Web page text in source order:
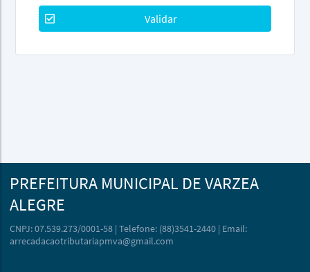
Validar
PREFEITURA MUNICIPAL DE VARZEA
ALEGRE
CNPJ: 07.539.273/0001-58 | Telefone: (88)3541-2440 | Email:
arrecadacaotributariapmva@gmail.com